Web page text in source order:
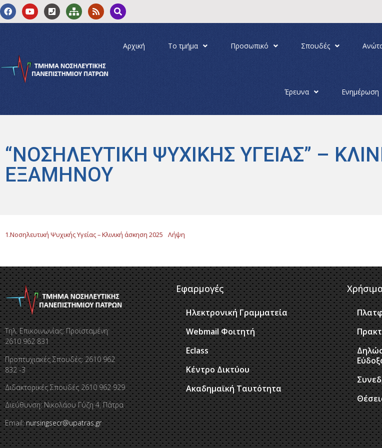
Αρχική Το τμήμα Προσωπικό Σπουδές
Έρευνα Ενημέρωση
“ΝΟΣΗΛΕΥΤΙΚΗ ΨΥΧΙΚΗΣ ΥΓΕΙΑΣ” –
ΕΞΑΜΗΝΟΥ
1.Νοσηλευτική Ψυχικής Υγείας – Κλινική άσκηση 2025 Λήψη
Τηλ. Επικοινωνίας: Προϊσταμένη:
2610 962 831
Προπτυχιακές Σπουδές: 2610 962
832 -3
Διδακτορικές Σπουδές 2610 962 929
Διεύθυνση: Νικολάου Γύζη 4, Πάτρα
Email:nursingsecr@upatras.gr
Εφαρμογές
Ηλεκτρονική Γραμματεία
Webmail Φοιτητή
Eclass
Κέντρο Δικτύου
Ακαδημαϊκή Ταυτότητα